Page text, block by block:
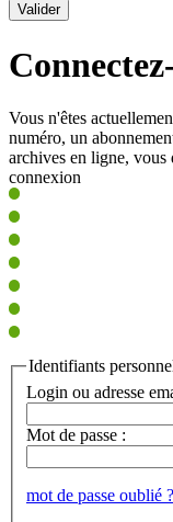
Valider
Vous n'êtes
numéro, un
archives en ligne, vous
connexion
Identifiants
Login ou adresse
Mot de passe :
mot de passe oublié ?